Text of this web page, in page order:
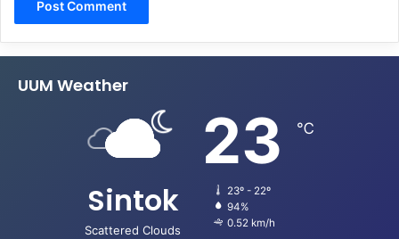
UUM Weather
Sintok
Scattered Clouds
23 ℃
23º - 22º
94%
0.52 km/h